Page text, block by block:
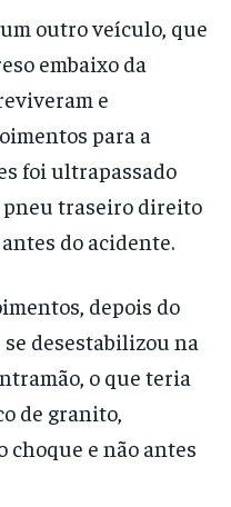
outro veículo, que
embaixo da
e
para a
foi ultrapassado
pneu traseiro direito
do acidente.
depois do
desestabilizou na
o que teria
de granito,
choque e não antes